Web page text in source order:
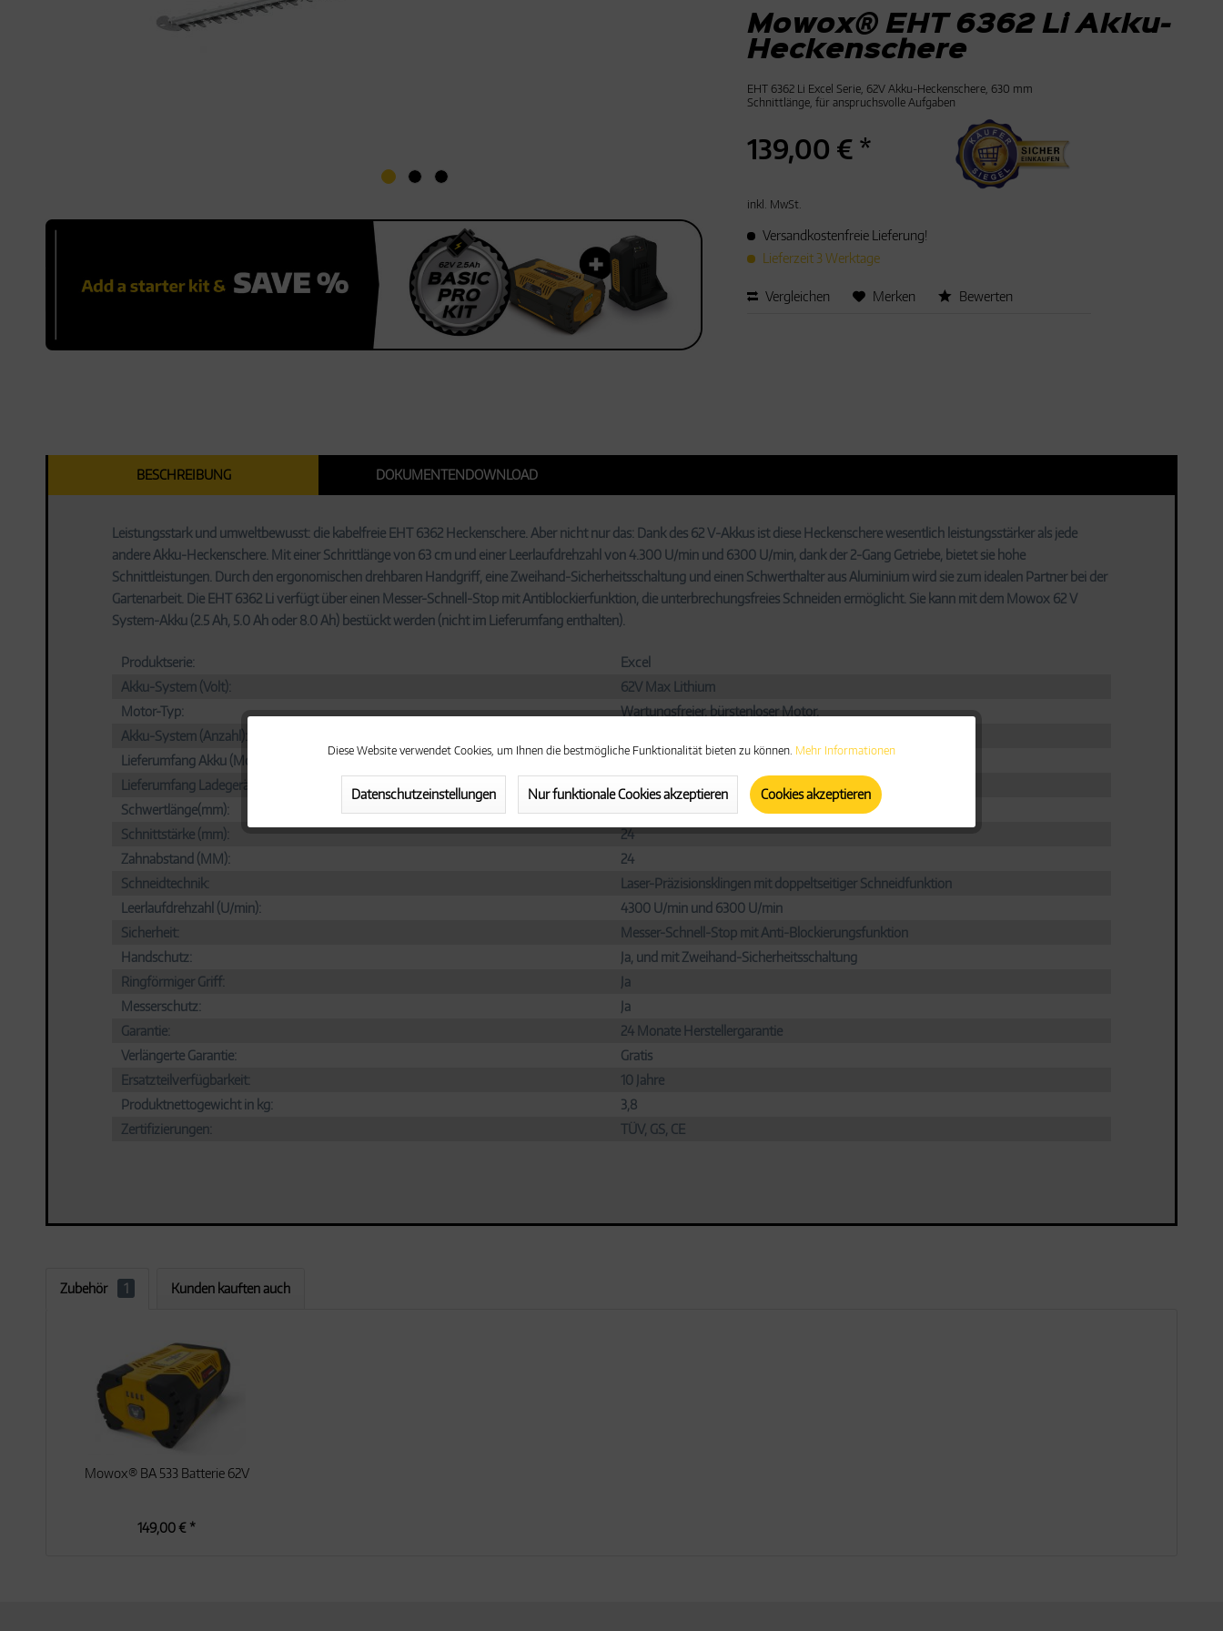
Mowox® EHT 6362 Li Akku-
Heckenschere
EHT 6362 Li Excel Serie, 62V Akku-Heckenschere, 630 mm
Schnittlänge, für anspruchsvolle Aufgaben
139,00 € *
inkl. MwSt.
Versandkostenfreie Lieferung!
Lieferzeit 3 Werktage
Vergleichen Merken Bewerten
BESCHREIBUNG DOKUMENTENDOWNLOAD
Leistungsstark und umweltbewusst: die kabelfreie EHT 6362 Heckenschere. Aber nicht nur das: Dank des 62 V-Akkus ist diese Heckenschere wesentlich leistungsstärker als jede
andere Akku-Heckenschere. Mit einer Schrittlänge von 63 cm und einer Leerlaufdrehzahl von 4.300 U/min und 6300 U/min, dank der 2-Gang Getriebe, bietet sie hohe
Schnittleistungen. Durch den ergonomischen drehbaren Handgriff, eine Zweihand-Sicherheitsschaltung und einen Schwerthalter aus Aluminium wird sie zum idealen Partner bei der
Gartenarbeit. Die EHT 6362 Li verfügt über einen Messer-Schnell-Stop mit Antiblockierfunktion, die unterbrechungsfreies Schneiden ermöglicht. Sie kann mit dem Mowox 62 V
System-Akku (2.5 Ah, 5.0 Ah oder 8.0 Ah) bestückt werden (nicht im Lieferumfang enthalten).
Produktserie:
Excel
Akku-System (Volt):
62V Max Lithium
Motor-Typ:
Wartungsfreier, bürstenloser Motor,
Akku-System (Anzahl):
Lieferumfang Akku (Modell):
Lieferumfang Ladegerät (Modell):
-
Schwertlänge(mm):
630
Schnittstärke (mm):
24
Zahnabstand (MM):
24
Schneidtechnik:
Laser-Präzisionsklingen mit doppeltseitiger Schneidfunktion
Leerlaufdrehzahl (U/min):
4300 U/min und 6300 U/min
Sicherheit:
Messer-Schnell-Stop mit Anti-Blockierungsfunktion
Handschutz:
Ja, und mit Zweihand-Sicherheitsschaltung
Ringförmiger Griff:
Ja
Messerschutz:
Ja
Garantie:
24 Monate Herstellergarantie
Verlängerte Garantie:
Gratis
Ersatzteilverfügbarkeit:
10 Jahre
Produktnettogewicht in kg:
3,8
Zertifizierungen:
TÜV, GS, CE
Zubehör 1 Kunden kauften auch
Mowox® BA 533 Batterie 62V
149,00 € *
Aktiv
Aktiv
Diese Website verwendet Cookies, um Ihnen die bestmögliche Funktionalität bieten zu können. Mehr Informationen
Datenschutzeinstellungen Nur funktionale Cookies akzeptieren Cookies akzeptieren